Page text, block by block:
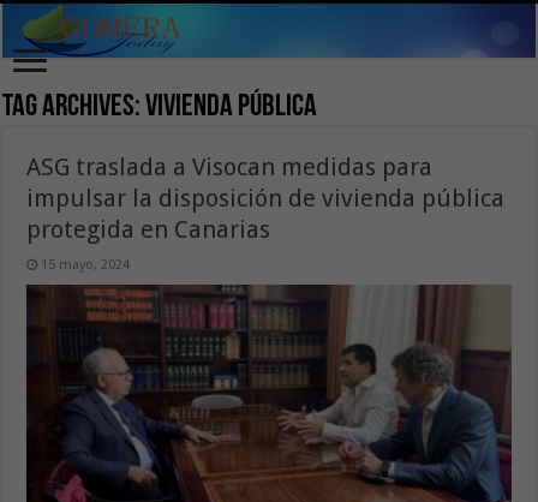
Tag Archives:vivienda pública
ASG traslada a Visocan medidas para
impulsar la disposición de vivienda pública
protegida en Canarias
15 mayo, 2024